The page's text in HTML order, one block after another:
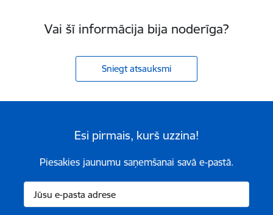
Vai šī informācija bija noderīga?
Sniegt atsauksmi
Esi pirmais, kurš uzzina!
Piesakies jaunumu saņemšanai savā e-pastā.